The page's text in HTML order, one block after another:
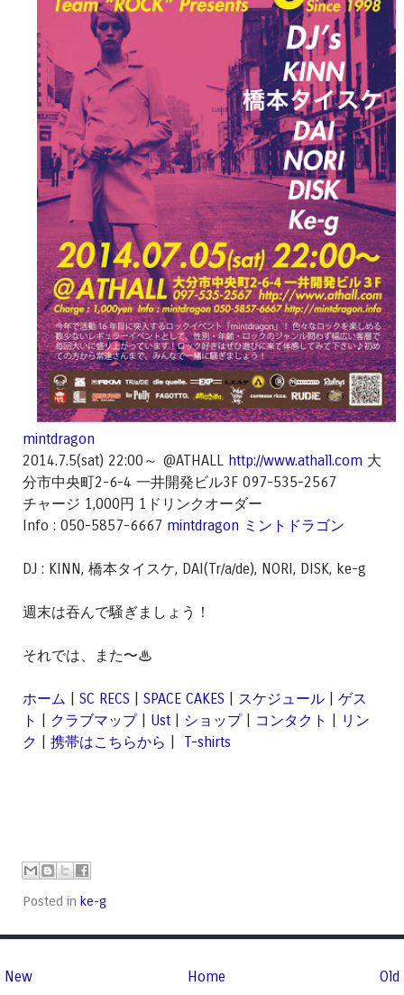
mintdragon
2014.7.5(sat) 22:00～ @ATHALL http://www.athall.com 大
分市中央町2-6-4 一井開発ビル3F 097-535-2567
チャージ 1,000円 1ドリンクオーダー
Info : 050-5857-6667 mintdragon ミントドラゴン
DJ : KINN, 橋本タイスケ, DAI(Tr/a/de), NORI, DISK, ke-g
週末は吞んで騒ぎましょう！
それでは、また〜♨
ホーム SC RECS SPACE CAKES スケジュール
ゲス
ト
クラブマップ| Ust ショップ| コンタクト
リン
ク
携帯はこちらから T-shirts
Posted in ke-g
New Old
Home